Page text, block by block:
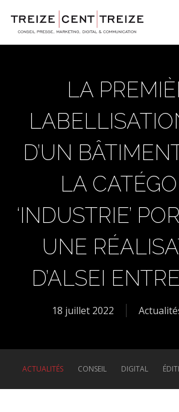
LA
D’UN
LA
‘INDUSTRIE’
UNE
D’ALSEI
18 juillet 2022
ACTUALITÉS CONSEIL DIGITAL